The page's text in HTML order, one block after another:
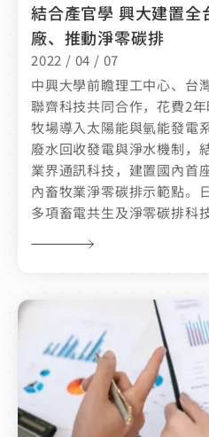
結合產官學 興大建置全
廠、推動淨零碳排
2022 / 04 / 07
中興大學前瞻理工中心、台
聯齊科技共同合作，花費2
牧場導入太陽能與氫能發電
廢水回收發電與淨水機制，
業界通訊科技，建置國內首
內畜牧業淨零碳排示範點。
多項畜電共生及淨零碳排科技